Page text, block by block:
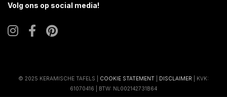
Volg ons op social media!
© 2025 KERAMISCHE TAFELS | COOKIE STATEMENT DISCLAIMER | KVK:
61070416 | BTW: NL002142731B64